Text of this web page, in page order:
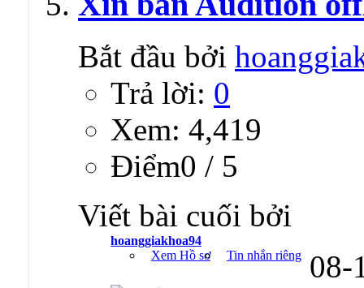
Bắt đầu bởi
Trả lời: 0
Xem: 4,419
Ðiểm0 / 5
Viết bài cuối bởi
hoanggiakhoa94
Xem Hồ sơ
Tin nhắn riêng 08-